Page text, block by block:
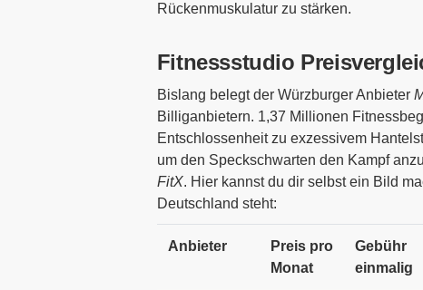
Rückenmuskulatur zu stärken.
Fitnessstudio
Bislang belegt der Würzburger Anbieter
Billiganbietern. 1,37 Millionen
Entschlossenheit zu exzessivem
um den Speckschwarten den Kampf
FitX. Hier kannst du dir selbst ein Bild
Deutschland steht:
Anbieter
Preis pro
Monat
Gebühr
einmalig